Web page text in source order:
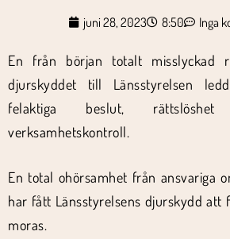
juni 28, 2023 8:50 Inga
En från början totalt misslyckad
djurskyddet till Länsstyrelsen
felaktiga beslut,
verksamhetskontroll.
En total ohörsamhet från ansvariga
har fått Länsstyrelsens djurskydd att
moras.